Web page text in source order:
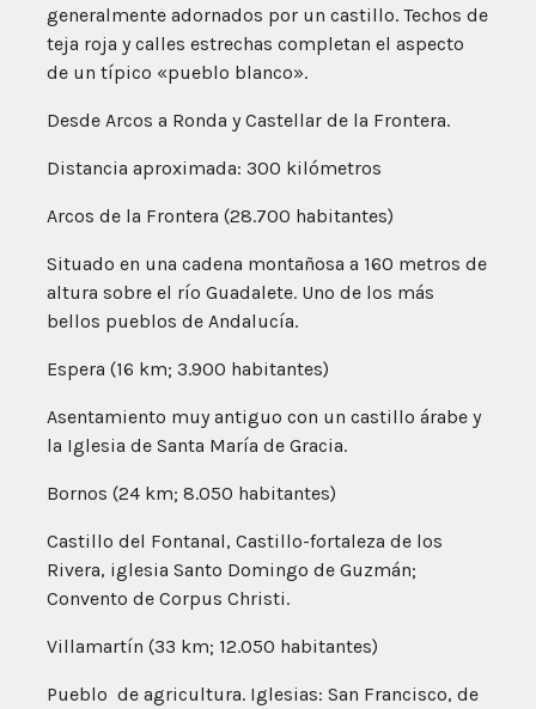
generalmente adornados por un castillo. Techos de
teja roja y calles estrechas completan el aspecto
de un típico «pueblo blanco».
Desde Arcos a Ronda y Castellar de la Frontera.
Distancia aproximada: 300 kilómetros
Arcos de la Frontera (28.700 habitantes)
Situado en una cadena montañosa a 160 metros de
altura sobre el río Guadalete. Uno de los más
bellos pueblos de Andalucía.
Espera (16 km; 3.900 habitantes)
Asentamiento muy antiguo con un castillo árabe y
la Iglesia de Santa María de Gracia.
Bornos (24 km; 8.050 habitantes)
Castillo del Fontanal, Castillo-fortaleza de los
Rivera, iglesia Santo Domingo de Guzmán;
Convento de Corpus Christi.
Villamartín (33 km; 12.050 habitantes)
Pueblo de agricultura. Iglesias: San Francisco, de